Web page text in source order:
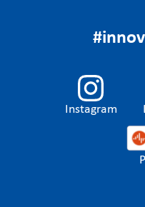
Instagram